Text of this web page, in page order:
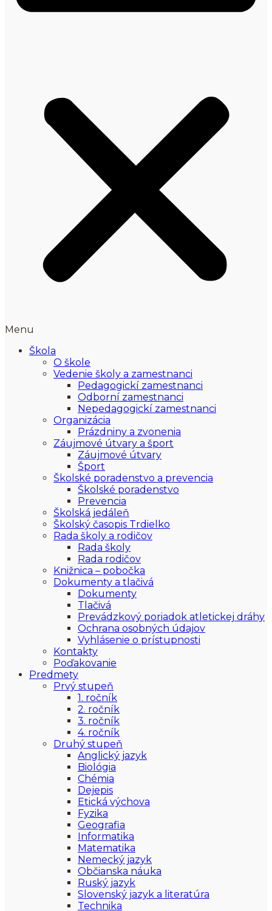
Menu
Škola
O škole
Vedenie školy a zamestnanci
Pedagogickí zamestnanci
Odborní zamestnanci
Nepedagogickí zamestnanci
Organizácia
Prázdniny a zvonenia
Záujmové útvary a šport
Záujmové útvary
Šport
Školské poradenstvo a prevencia
Školské poradenstvo
Prevencia
Školská jedáleň
Školský časopis Trdielko
Rada školy a rodičov
Rada školy
Rada rodičov
Knižnica – pobočka
Dokumenty a tlačivá
Dokumenty
Tlačivá
Prevádzkový poriadok atletickej dráhy
Ochrana osobných údajov
Vyhlásenie o prístupnosti
Kontakty
Poďakovanie
Predmety
Prvý stupeň
1. ročník
2. ročník
3. ročník
4. ročník
Druhý stupeň
Anglický jazyk
Biológia
Chémia
Dejepis
Etická výchova
Fyzika
Geografia
Informatika
Matematika
Nemecký jazyk
Občianska náuka
Ruský jazyk
Slovenský jazyk a literatúra
Technika